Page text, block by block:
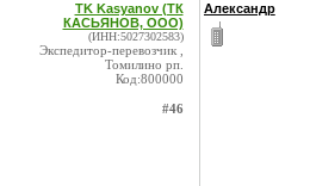
TK Kasyanov (ТК
КАСЬЯНОВ, ООО)
(ИНН:5027302583)
Экспедитор-перевозчик ,
Томилино рп.
Код:800000
#46
Александр